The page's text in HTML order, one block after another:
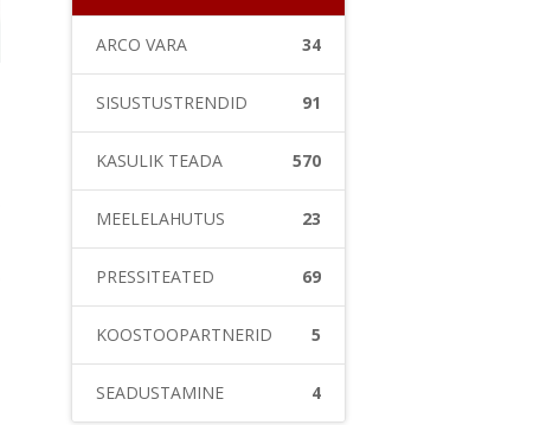
ARCO VARA 34
SISUSTUSTRENDID 91
KASULIK TEADA 570
MEELELAHUTUS 23
PRESSITEATED 69
KOOSTÖÖPARTNERID 5
SEADUSTAMINE 4